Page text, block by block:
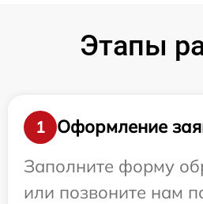
Этапы
1
Оформление
Заполните форму
или позвоните нам